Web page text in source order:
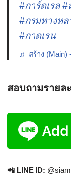
#การ์ดเรล #
#กรมทางหล
#กาดเรน
♬ สร้าง (Main)
สอบถามรายล
📲 LINE ID: